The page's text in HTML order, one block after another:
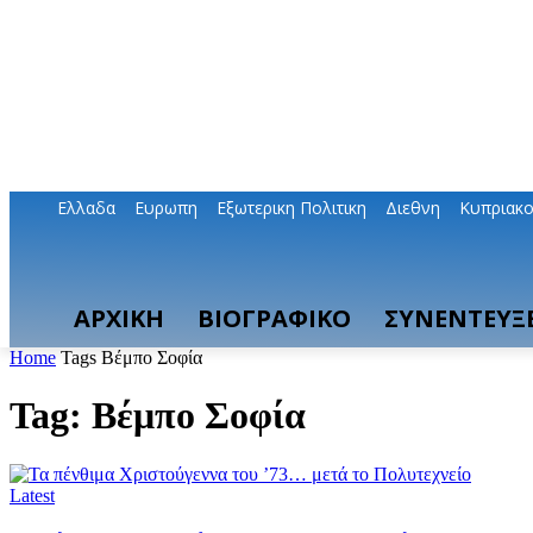
Ελλαδα Ευρωπη Εξωτερικη Πολιτικη Διεθνη Κυπριακο
ΑΡΧΙΚΗ ΒΙΟΓΡΑΦΙΚΟ
Home Tags Βέμπο Σοφία
Tag: Βέμπο Σοφία
Latest